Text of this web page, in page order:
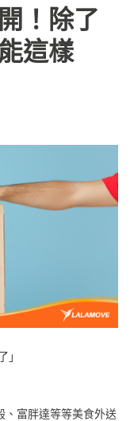
！除了
這樣
」
、富胖達等等美食外送